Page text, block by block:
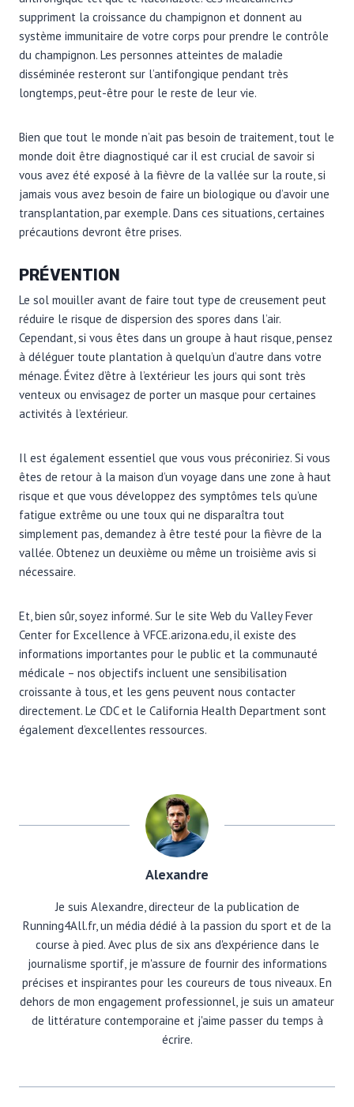
suppriment la croissance du champignon et donnent au
système immunitaire de votre corps pour prendre le contrôle
du champignon. Les personnes atteintes de maladie
disséminée resteront sur l’antifongique pendant très
longtemps, peut-être pour le reste de leur vie.
Bien que tout le monde n’ait pas besoin de traitement, tout le
monde doit être diagnostiqué car il est crucial de savoir si
vous avez été exposé à la fièvre de la vallée sur la route, si
jamais vous avez besoin de faire un biologique ou d’avoir une
transplantation, par exemple. Dans ces situations, certaines
précautions devront être prises.
PRÉVENTION
Le sol mouiller avant de faire tout type de creusement peut
réduire le risque de dispersion des spores dans l’air.
Cependant, si vous êtes dans un groupe à haut risque, pensez
à déléguer toute plantation à quelqu’un d’autre dans votre
ménage. Évitez d’être à l’extérieur les jours qui sont très
venteux ou envisagez de porter un masque pour certaines
activités à l’extérieur.
Il est également essentiel que vous vous préconiriez. Si vous
êtes de retour à la maison d’un voyage dans une zone à haut
risque et que vous développez des symptômes tels qu’une
fatigue extrême ou une toux qui ne disparaîtra tout
simplement pas, demandez à être testé pour la fièvre de la
vallée. Obtenez un deuxième ou même un troisième avis si
nécessaire.
Et, bien sûr, soyez informé. Sur le site Web du Valley Fever
Center for Excellence à VFCE.arizona.edu, il existe des
informations importantes pour le public et la communauté
médicale – nos objectifs incluent une sensibilisation
croissante à tous, et les gens peuvent nous contacter
directement. Le CDC et le California Health Department sont
également d’excellentes ressources.
Alexandre
Je suis Alexandre, directeur de la publication de
Running4All.fr, un média dédié à la passion du sport et de la
course à pied. Avec plus de six ans d'expérience dans le
journalisme sportif, je m'assure de fournir des informations
précises et inspirantes pour les coureurs de tous niveaux. En
dehors de mon engagement professionnel, je suis un amateur
de littérature contemporaine et j'aime passer du temps à
écrire.